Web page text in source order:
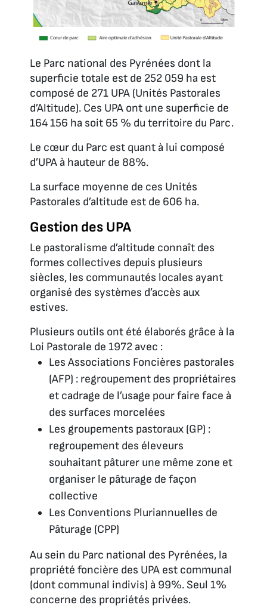
Le Parc national des Pyrénées dont la
superficie totale est de 252 059 ha est
composé de 271 UPA (Unités Pastorales
d’Altitude). Ces UPA ont une superficie de
164 156 ha soit 65 % du territoire du Parc.
Le cœur du Parc est quant à lui composé
d’UPA à hauteur de 88%.
La surface moyenne de ces Unités
Pastorales d’altitude est de 606 ha.
Gestion des UPA
Le pastoralisme d’altitude connaît des
formes collectives depuis plusieurs
siècles, les communautés locales ayant
organisé des systèmes d’accès aux
estives.
Plusieurs outils ont été élaborés grâce à la
Loi Pastorale de 1972 avec :
Les Associations Foncières pastorales
(AFP) : regroupement des propriétaires
et cadrage de l’usage pour faire face à
des surfaces morcelées
Les groupements pastoraux (GP) :
regroupement des éleveurs
souhaitant pâturer une même zone et
organiser le pâturage de façon
collective
Les Conventions Pluriannuelles de
Pâturage (CPP)
Au sein du Parc national des Pyrénées, la
propriété foncière des UPA est communal
(dont communal indivis) à 99%. Seul 1%
concerne des propriétés privées.